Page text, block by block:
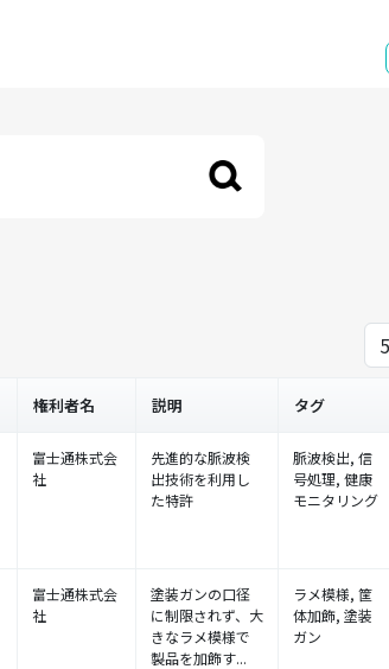
権利者名 説明 タグ
富士通株式会
社
先進的な脈波検
出技術を利用し
た特許
脈波検出, 信
号処理, 健康
モニタリング
富士通株式会
社
塗装ガンの口径
に制限されず、大
きなラメ模様で
製品を加飾す...
ラメ模様, 筐
体加飾, 塗装
ガン